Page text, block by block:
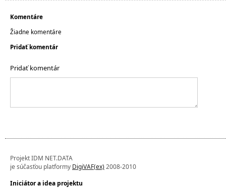
Komentáre
Žiadne komentáre
Pridať komentár
Pridať komentár
Projekt IDM NET.DATA
je súčasťou platformy DigiVAF(ex)2008-2010
Iniciátor a idea projektu